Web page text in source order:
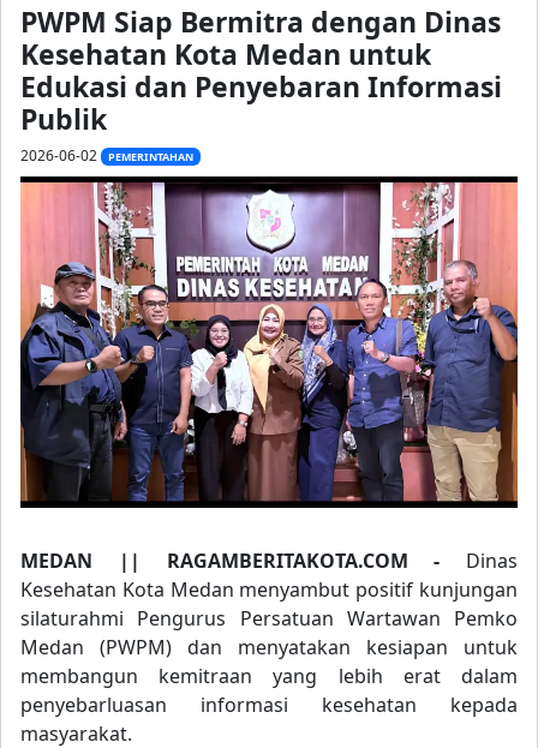
PWPM Siap Bermitra dengan Dinas
Kesehatan Kota Medan untuk
Edukasi dan Penyebaran Informasi
Publik
2026-06-02 PEMERINTAHAN
MEDAN || RAGAMBERITAKOTA.COM - Dinas
Kesehatan Kota Medan menyambut positif kunjungan
silaturahmi Pengurus Persatuan Wartawan Pemko
Medan (PWPM) dan menyatakan kesiapan untuk
membangun kemitraan yang lebih erat dalam
penyebarluasan informasi kesehatan kepada
masyarakat.